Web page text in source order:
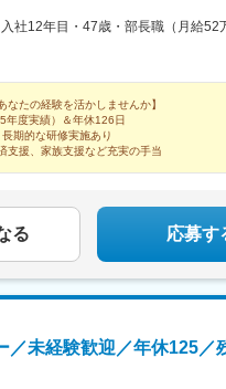
守点検航空機部品の検査/管理/搬出入
知、岐阜、長野航空機の整備/製造/
ンジンの製造・検査★生産管理、技
★その他、配属先多数。ご希望やご
★航空業界や自衛隊出身の方は、こ
ャリア継続も可能！《キャリア形成
業務への挑戦や、後輩の育成、チー
なキャリア選択が可能です。～～～
社12年目・47歳・部長職（月給52
なたの経験を活かしませんか】
度実績）＆年休126日
期的な研修実施あり
支援、家族支援など充実の手当
る 応募す
／未経験歓迎／年休125／